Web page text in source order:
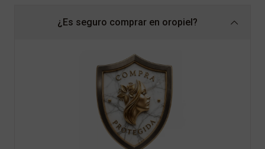
¿Es seguro comprar en oropiel?